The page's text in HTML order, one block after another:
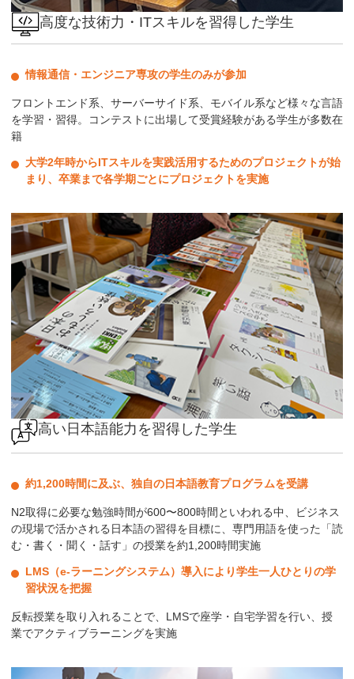
高度な技術力・ITスキルを習得した学生
情報通信・エンジニア専攻の学生のみが参加
フロントエンド系、サーバーサイド系、モバイル系など様々な言語
を学習・習得。コンテストに出場して受賞経験がある学生が多数在
籍
大学2年時からITスキルを実践活用するためのプロジェクトが始
まり、卒業まで各学期ごとにプロジェクトを実施
高い日本語能力を習得した学生
約1,200時間に及ぶ、独自の日本語教育プログラムを受講
N2取得に必要な勉強時間が600〜800時間といわれる中、ビジネス
の現場で活かされる日本語の習得を目標に、専門用語を使った「読
む・書く・聞く・話す」の授業を約1,200時間実施
LMS（e-ラーニングシステム）導入により学生一人ひとりの学
習状況を把握
反転授業を取り入れることで、LMSで座学・自宅学習を行い、授
業でアクティブラーニングを実施